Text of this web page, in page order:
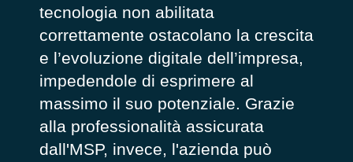
tecnologia non abilitata
correttamente ostacolano la crescita
e l’evoluzione digitale dell’impresa,
impedendole di esprimere al
massimo il suo potenziale. Grazie
alla professionalità assicurata
dall'MSP, invece, l'azienda può